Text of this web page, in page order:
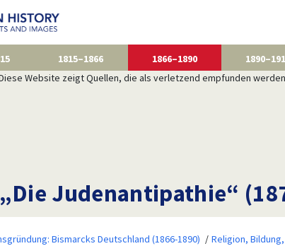
1815–1866 1866–1890
Website zeigt Quellen, die als verletzend empfunden
Judenantipathie“
Bismarcks Deutschland (1866-1890) Religion,